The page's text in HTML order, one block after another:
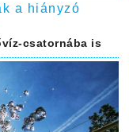
a hiányzó
csatornába is